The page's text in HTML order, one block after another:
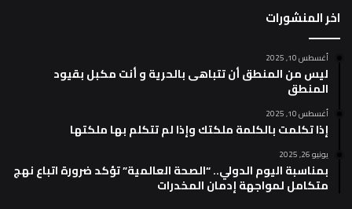
اخر المنشورات
أغسطس 10, 2025
ليس من المنطق أن تتباهى بالحرية و أنت مكبل بقيود
المنطق
أغسطس 10, 2025
إذا تكلمت بالكلمة ملكتك وإذا لم تتكلم بها ملكتها
يونيو 26, 2025
بمناسبة اليوم الدولي.. “الصحة العالمية” تؤكد ضرورة اتباع نهج
متكامل لمواجهة إدمان المخدرات